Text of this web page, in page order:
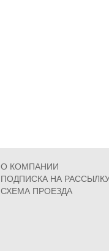
О КОМПАНИИ
ПОДПИСКА НА
СХЕМА ПРОЕЗДА